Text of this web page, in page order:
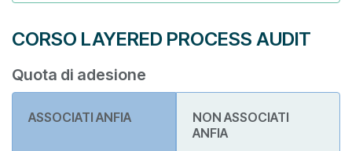
CORSO LAYERED PROCESS AUDIT
Quota di adesione
ASSOCIATI ANFIA
NON ASSOCIATI
ANFIA